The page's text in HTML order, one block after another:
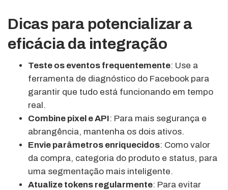
Dicas para potencializar a
eficácia da integração
Teste os eventos frequentemente: Use a
ferramenta de diagnóstico do Facebook para
garantir que tudo está funcionando em tempo
real.
Combine pixel e API: Para mais segurança e
abrangência, mantenha os dois ativos.
Envie parâmetros enriquecidos: Como valor
da compra, categoria do produto e status, para
uma segmentação mais inteligente.
Atualize tokens regularmente: Para evitar